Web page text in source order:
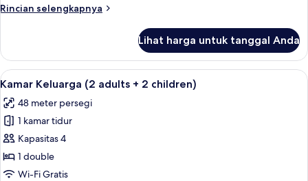
Rincian selengkapnya
Rincian
Kamar
Superior
Lihat harga untuk tanggal Anda
Lihat
semua
foto
untuk
Kamar
Keluarga
(2
Seprai premium, minibar, brankas,
8
Kamar Keluarga (2 adults + 2 children)
48 meter persegi
1 kamar tidur
Kapasitas 4
1 double
Wi-Fi Gratis